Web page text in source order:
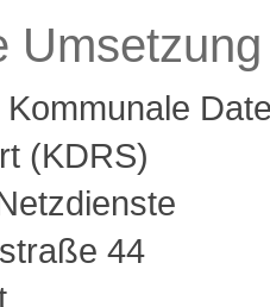
Umsetzung
(KDRS)
44